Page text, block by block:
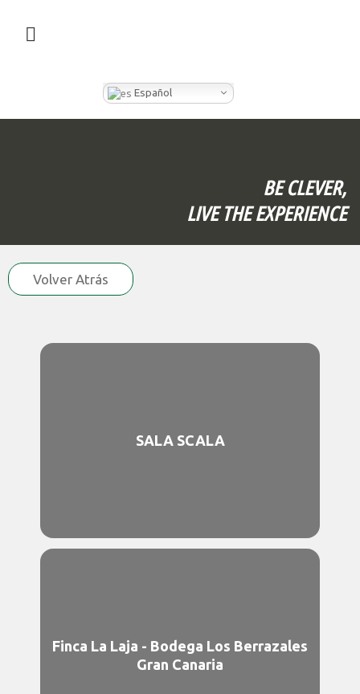
Español
BE CLEVER,
LIVE THE EXPERIENCE
Volver Atrás
SALA SCALA
Finca La Laja - Bodega Los Berrazales
Gran Canaria